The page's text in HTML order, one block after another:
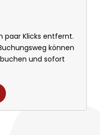
paar Klicks entfernt.
können
buchen und sofort